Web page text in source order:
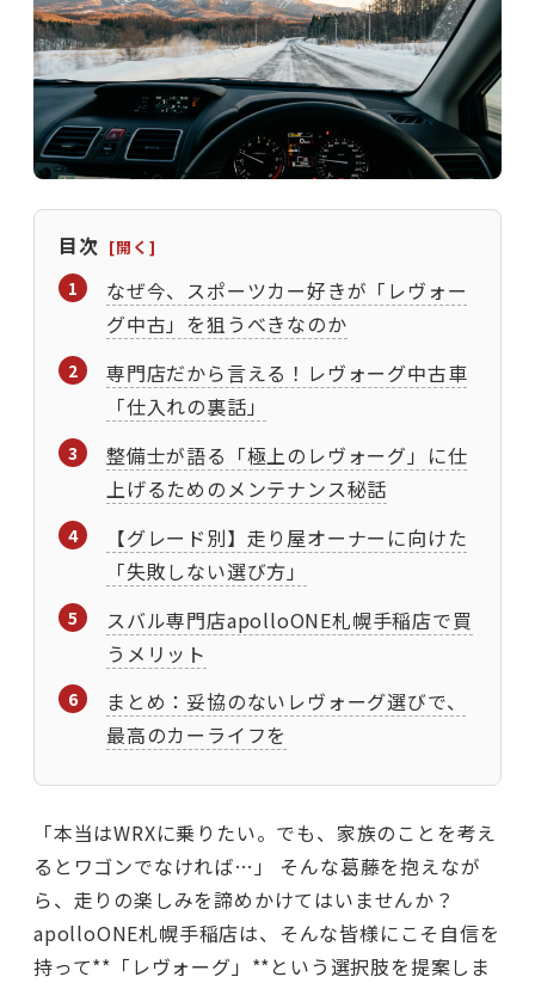
目次
なぜ今、スポーツカー好きが「レヴォー
グ中古」を狙うべきなのか
専門店だから言える！レヴォーグ中古車
「仕入れの裏話」
整備士が語る「極上のレヴォーグ」に仕
上げるためのメンテナンス秘話
【グレード別】走り屋オーナーに向けた
「失敗しない選び方」
スバル専門店apolloONE札幌手稲店で買
うメリット
まとめ：妥協のないレヴォーグ選びで、
最高のカーライフを
「本当はWRXに乗りたい。でも、家族のことを考え
るとワゴンでなければ…」 そんな葛藤を抱えなが
ら、走りの楽しみを諦めかけてはいませんか？
apolloONE札幌手稲店は、そんな皆様にこそ自信を
持って**「レヴォーグ」**という選択肢を提案しま